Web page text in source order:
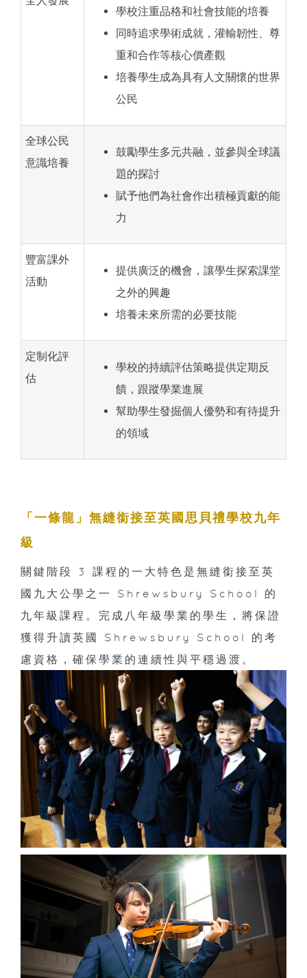
學校注重品格和社會技能的培養
同時追求學術成就，灌輸韌性、尊
重和合作等核心價產觀
培養學生成為具有人文關懷的世界
公民
全球公民
意識培養
鼓勵學生多元共融，並參與全球議
題的探討
賦予他們為社會作出積極貢獻的能
力
豐富課外
活動
提供廣泛的機會，讓學生探索課堂
之外的興趣
培養未來所需的必要技能
定制化評
估
學校的持續評估策略提供定期反
饋，跟蹤學業進展
幫助學生發掘個人優勢和有待提升
的領域
「一條龍」無縫銜接至英國思貝禮學校九年
級
關鍵階段 3 課程的一大特色是無縫銜接至英
國九大公學之一 Shrewsbury School 的
九年級課程。完成八年級學業的學生，將保證
獲得升讀英國 Shrewsbury School 的考
慮資格，確保學業的連續性與平穩過渡。